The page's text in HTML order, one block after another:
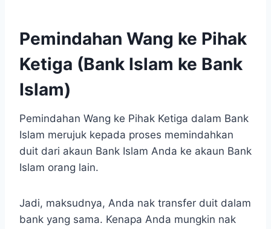
Pemindahan Wang ke Pihak
Ketiga (Bank Islam ke Bank
Islam)
Pemindahan Wang ke Pihak Ketiga dalam Bank
Islam merujuk kepada proses memindahkan
duit dari akaun Bank Islam Anda ke akaun Bank
Islam orang lain.
Jadi, maksudnya, Anda nak transfer duit dalam
bank yang sama. Kenapa Anda mungkin nak